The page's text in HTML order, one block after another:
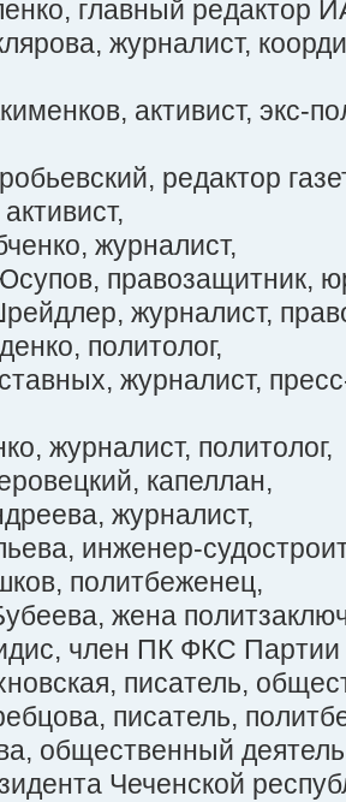
главный редактор
журналист,
активист, экс-
редактор
журналист,
правозащитник,
журналист,
политолог,
журналист,
журналист, политолог,
капеллан,
журналист,
инженер-
политбеженец,
жена
член ПК ФКС Партии
писатель,
писатель,
общественный
Чеченской